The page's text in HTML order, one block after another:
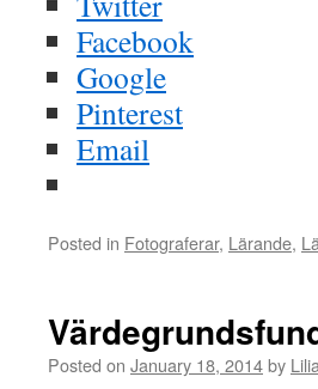
Facebook
Google
Pinterest
Email
Posted in Fotograferar, Lärande,
Posted on January 18, 2014by